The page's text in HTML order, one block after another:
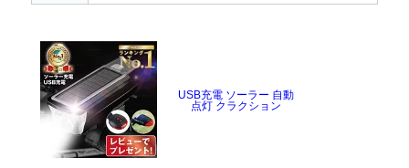
USB充電 ソーラー 自動
点灯 クラクション